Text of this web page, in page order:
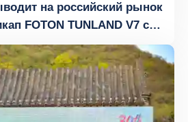
на российский рынок
FOTON TUNLAND V7 с